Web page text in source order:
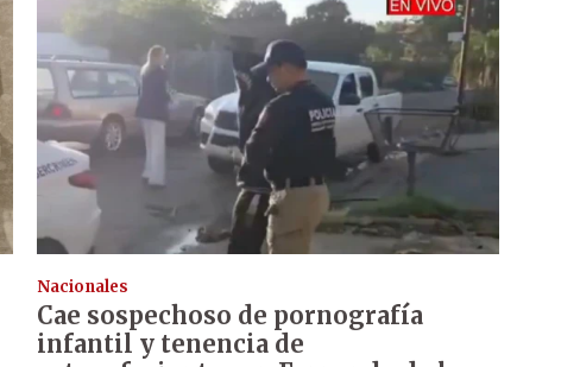
Nacionales
Cae sospechoso de pornografía
infantil y tenencia de